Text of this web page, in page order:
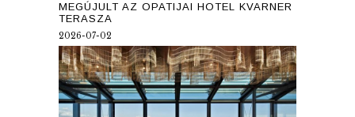
MEGÚJULT AZ OPATIJAI HOTEL KVARNER
TERASZA
2026-07-02